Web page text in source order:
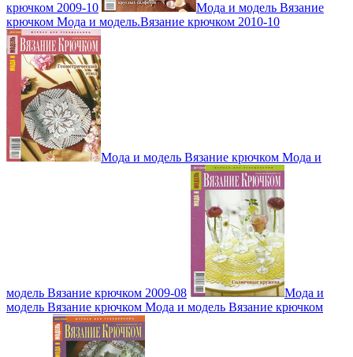
крючком 2009-10
Мода и модель Вязание
крючком Мода и модель.Вязание крючком 2010-10
Мода и модель Вязание крючком Мода и
модель Вязание крючком 2009-08
Мода и
модель Вязание крючком Мода и модель Вязание крючком